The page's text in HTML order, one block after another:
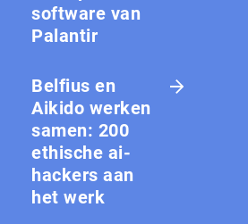
software van
Palantir
Belfius en
Aikido werken
samen: 200
ethische ai-
hackers aan
het werk